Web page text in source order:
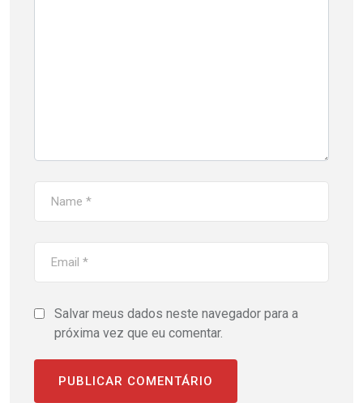
Salvar meus dados neste navegador para a
próxima vez que eu comentar.